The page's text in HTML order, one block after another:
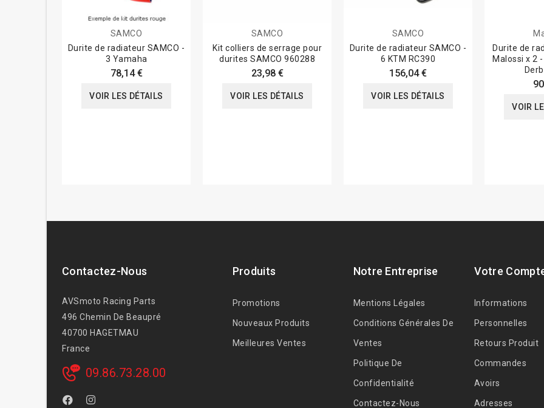
SAMCO
Durite de radiateur SAMCO -
3 Yamaha
78,14 €
VOIR LES DÉTAILS
SAMCO
Kit colliers de serrage pour
durites SAMCO 960288
23,98 €
VOIR LES DÉTAILS
SAMCO
Durite de radiateur SAMCO -
6 KTM RC390
156,04 €
VOIR LES DÉTAILS
Durite de
Malossi x 2
VOIR
Contactez-Nous
AVSmoto Racing Parts
496 Chemin De Beaupré
40700 HAGETMAU
France
09.86.73.28.00
Produits
Promotions
Nouveaux Produits
Meilleures Ventes
Notre Entreprise
Mentions Légales
Conditions Générales De
Ventes
Politique De
Confidentialité
Contactez-Nous
Votre
Informations
Personnelles
Retours Produit
Commandes
Avoirs
Adresses